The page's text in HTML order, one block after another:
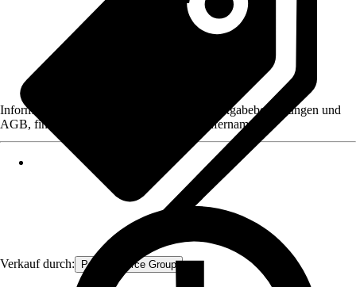
Verkauf durch: Procommerce Group
Informationen des Verkäufers, wie z. B. Rückgabebedingungen und
AGB, finden Sie bei Klick auf den Verkäufernamen.